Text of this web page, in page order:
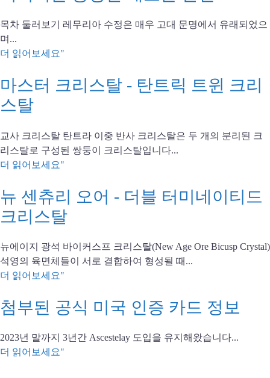
목차 둘러보기 레무리아 수정은 매우 고대 문명에서 유래되었으
며...
더 읽어보세요"
마스터 크리스탈 - 탄트릭 트윈 크리
스탈
교사 크리스탈 탄트라 이중 반사 크리스탈은 두 개의 분리된 크
리스탈로 구성된 쌍둥이 크리스탈입니다...
더 읽어보세요"
뉴 센츄리 오어 - 더블 터미네이티드
크리스탈
뉴에이지 광석 바이커스프 크리스탈(New Age Ore Bicusp Crystal)
석영의 육면체들이 서로 결합하여 형성될 때...
더 읽어보세요"
첨부된 공식 미국 인증 카드 정보
2023년 말까지 3년간 Ascestelay 도입을 유지해왔습니다...
더 읽어보세요"